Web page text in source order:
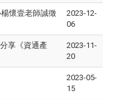
懷壹老師誠徵
2023-12-
06
享《資通產
2023-11-
20
2023-05-
15